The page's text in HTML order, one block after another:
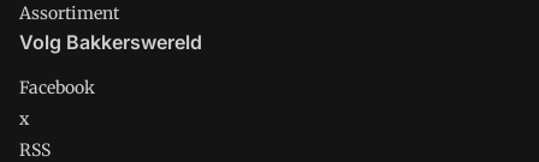
Assortiment
Volg Bakkerswereld
Facebook
x
RSS